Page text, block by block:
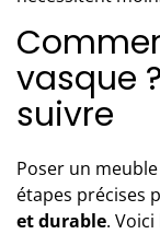
vasque
suivre
Poser un
étapes précises
et durable.